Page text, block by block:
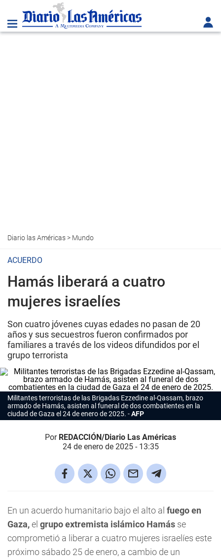
Diario las Américas> Mundo
ACUERDO
Hamás liberará a cuatro
mujeres israelíes
Son cuatro jóvenes cuyas edades no pasan de 20
años y sus secuestros fueron confirmados por
familiares a través de los videos difundidos por el
grupo terrorista
Militantes terroristas de las Brigadas Ezzedine al-Qassam, brazo
armado de Hamás, asisten al funeral de dos combatientes en la
ciudad de Gaza el 24 de enero de 2025.
AFP
Por REDACCIÓN/Diario Las Américas
24 de enero de 2025 - 13:35
En un acuerdo humanitario bajo el alto al fuego en
Gaza,el grupo extremista islámico Hamás se
comprometió a liberar a cuatro mujeres israelíes este
próximo sábado 25 de enero, a cambio de un